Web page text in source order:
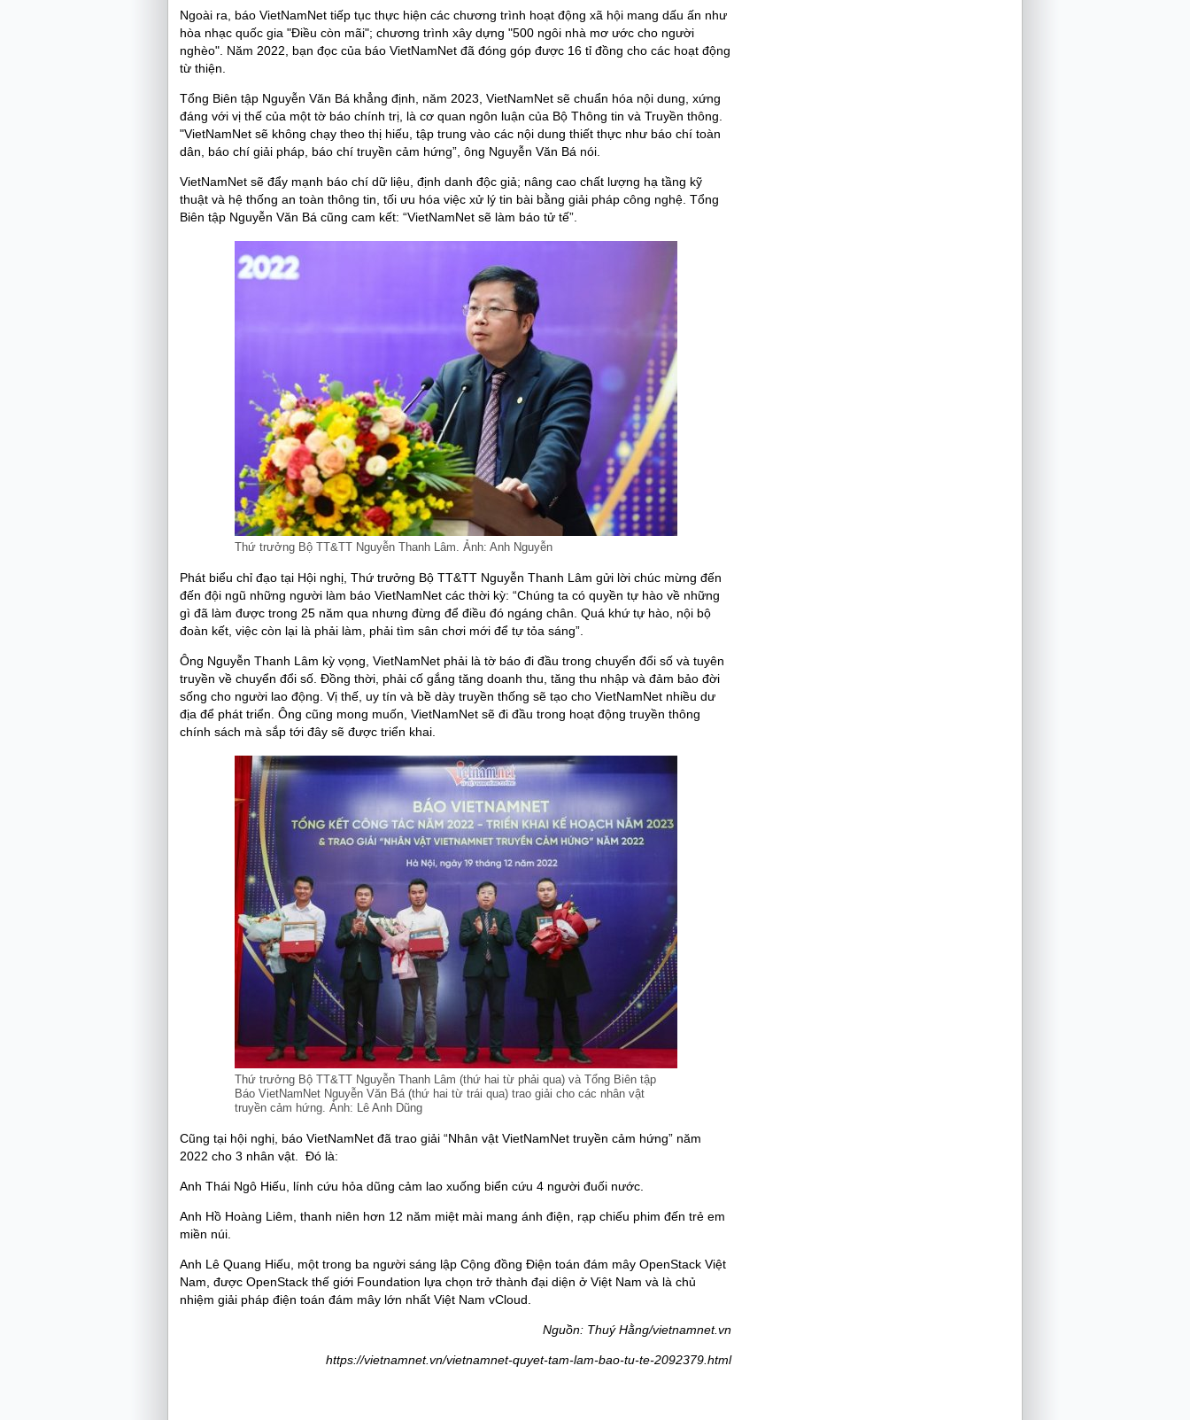
Ngoài ra, báo VietNamNet tiếp tục thực hiện các chương trình hoạt động xã hội mang dấu ấn như
hòa nhạc quốc gia "Điều còn mãi"; chương trình xây dựng "500 ngôi nhà mơ ước cho người
nghèo". Năm 2022, bạn đọc của báo VietNamNet đã đóng góp được 16 tỉ đồng cho các hoạt động
từ thiện.
Tổng Biên tập Nguyễn Văn Bá khẳng định, năm 2023, VietNamNet sẽ chuẩn hóa nội dung, xứng
đáng với vị thế của một tờ báo chính trị, là cơ quan ngôn luận của Bộ Thông tin và Truyền thông.
"VietNamNet sẽ không chạy theo thị hiếu, tập trung vào các nội dung thiết thực như báo chí toàn
dân, báo chí giải pháp, báo chí truyền cảm hứng”, ông Nguyễn Văn Bá nói.
VietNamNet sẽ đẩy mạnh báo chí dữ liệu, định danh độc giả; nâng cao chất lượng hạ tầng kỹ
thuật và hệ thống an toàn thông tin, tối ưu hóa việc xử lý tin bài bằng giải pháp công nghệ. Tổng
Biên tập Nguyễn Văn Bá cũng cam kết: “VietNamNet sẽ làm báo tử tế”.
Thứ trưởng Bộ TT&TT Nguyễn Thanh Lâm. Ảnh: Anh Nguyễn
Phát biểu chỉ đạo tại Hội nghị, Thứ trưởng Bộ TT&TT Nguyễn Thanh Lâm gửi lời chúc mừng đến
đến đội ngũ những người làm báo VietNamNet các thời kỳ: “Chúng ta có quyền tự hào về những
gì đã làm được trong 25 năm qua nhưng đừng để điều đó ngáng chân. Quá khứ tự hào, nội bộ
đoàn kết, việc còn lại là phải làm, phải tìm sân chơi mới để tự tỏa sáng”.
Ông Nguyễn Thanh Lâm kỳ vọng, VietNamNet phải là tờ báo đi đầu trong chuyển đổi số và tuyên
truyền về chuyển đổi số. Đồng thời, phải cố gắng tăng doanh thu, tăng thu nhập và đảm bảo đời
sống cho người lao động. Vị thế, uy tín và bề dày truyền thống sẽ tạo cho VietNamNet nhiều dư
địa để phát triển. Ông cũng mong muốn, VietNamNet sẽ đi đầu trong hoạt động truyền thông
chính sách mà sắp tới đây sẽ được triển khai.
Thứ trưởng Bộ TT&TT Nguyễn Thanh Lâm (thứ hai từ phải qua) và Tổng Biên tập
Báo VietNamNet Nguyễn Văn Bá (thứ hai từ trái qua) trao giải cho các nhân vật
truyền cảm hứng. Ảnh: Lê Anh Dũng
Cũng tại hội nghị, báo VietNamNet đã trao giải “Nhân vật VietNamNet truyền cảm hứng” năm
2022 cho 3 nhân vật. Đó là:
Anh Thái Ngô Hiếu, lính cứu hỏa dũng cảm lao xuống biển cứu 4 người đuối nước.
Anh Hồ Hoàng Liêm, thanh niên hơn 12 năm miệt mài mang ánh điện, rạp chiếu phim đến trẻ em
miền núi.
Anh Lê Quang Hiếu, một trong ba người sáng lập Cộng đồng Điện toán đám mây OpenStack Việt
Nam, được OpenStack thế giới Foundation lựa chọn trở thành đại diện ở Việt Nam và là chủ
nhiệm giải pháp điện toán đám mây lớn nhất Việt Nam vCloud.
Nguồn: Thuý Hằng/vietnamnet.vn
https://vietnamnet.vn/vietnamnet-quyet-tam-lam-bao-tu-te-2092379.html